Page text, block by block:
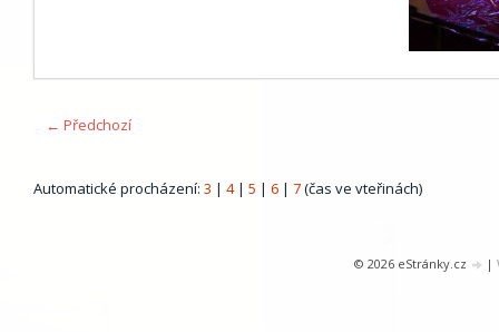
← Předchozí
Automatické procházení: 3 | 4| 5 | 6 | 7(čas ve vteřinách)
© 2026 eStránky.cz |